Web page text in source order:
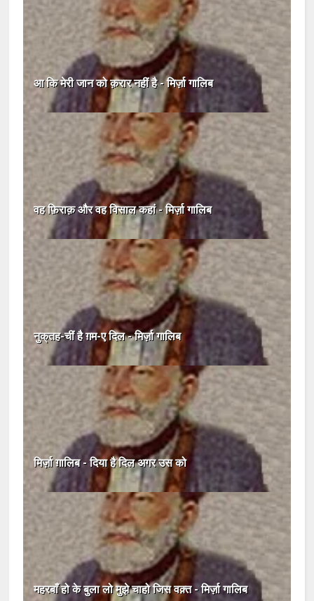
आ कि मेरी जान को क़रार नहीं है - मिर्ज़ा गालिब
वह फ़िराक़ और वह विसाल कहां - मिर्ज़ा गालिब
नुक्‌तह-चीं है ग़म-ए दिल - मिर्ज़ा गालिब
मिर्ज़ा ग़ालिब - दिया है दिल अगर उस को
महरबाँ हो के बुला लो मुझे चाहो जिस वक़्त - मिर्ज़ा गालिब